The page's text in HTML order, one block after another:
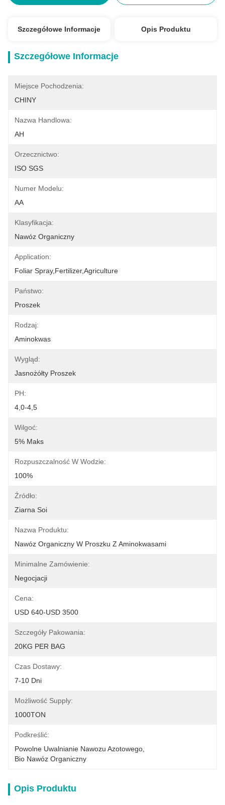
Szczegółowe Informacje Opis Produktu
Szczegółowe Informacje
Miejsce Pochodzenia:
CHINY
Nazwa Handlowa:
AH
Orzecznictwo:
ISO SGS
Numer Modelu:
AA
Klasyfikacja:
Nawóz Organiczny
Application:
Foliar Spray,Fertilizer,agriculture
Państwo:
Proszek
Rodzaj:
Aminokwas
Wygląd:
Jasnożółty Proszek
PH:
4,0-4,5
Wilgoć:
5% Maks
Rozpuszczalność W Wodzie:
100%
Źródło:
Ziarna Soi
Nazwa Produktu:
Nawóz Organiczny W Proszku Z Aminokwasami
Minimalne Zamówienie:
Negocjacji
Cena:
USD 640-USD 3500
Szczegóły Pakowania:
20KG PER BAG
Czas Dostawy:
7-10 Dni
Możliwość Supply:
1000TON
Podkreślić:
Powolne Uwalnianie Nawozu Azotowego
Bio Nawóz Organiczny
Opis Produktu